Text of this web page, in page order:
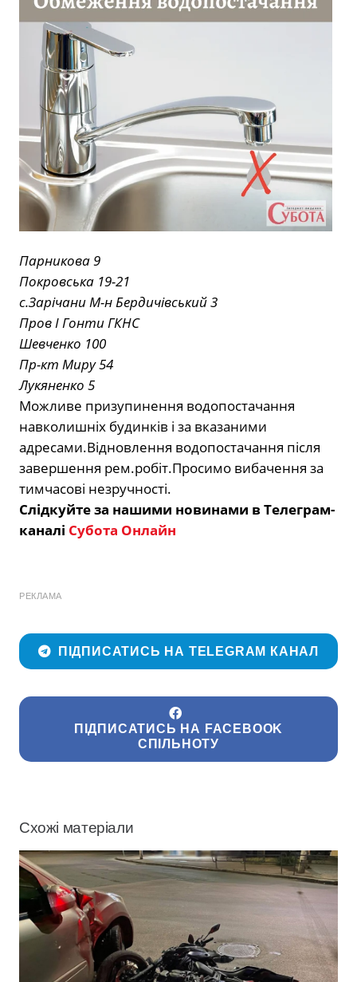
Парникова 9
Покровська 19-21
с.Зарічани М-н Бердичівський 3
Пров І Гонти ГКНС
Шевченко 100
Пр-кт Миру 54
Лукяненко 5
Можливе призупинення водопостачання
навколишніх будинків і за вказаними
адресами.Відновлення водопостачання після
завершення рем.робіт.Просимо вибачення за
тимчасові незручності.
Слідкуйте за нашими новинами в Телеграм-
каналі Субота Онлайн
РЕКЛАМА
ПІДПИСАТИСЬ НА TELEGRAM КАНАЛ
ПІДПИСАТИСЬ НА FACEBOOK
СПІЛЬНОТУ
Схожі матеріали